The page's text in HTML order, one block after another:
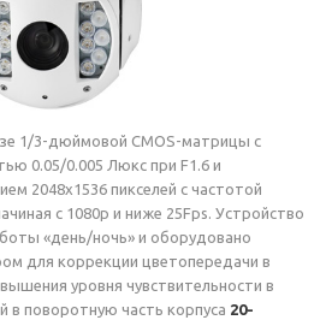
1/3-дюймовой CMOS-матрицы с
0.05/0.005 Люкс при F1.6 и
2048х1536 пикселей с частотой
с 1080p и ниже 25Fps. Устройство
«день/ночь» и оборудовано
для коррекции цветопередачи в
уровня чувствительности в
в поворотную часть корпуса 20-